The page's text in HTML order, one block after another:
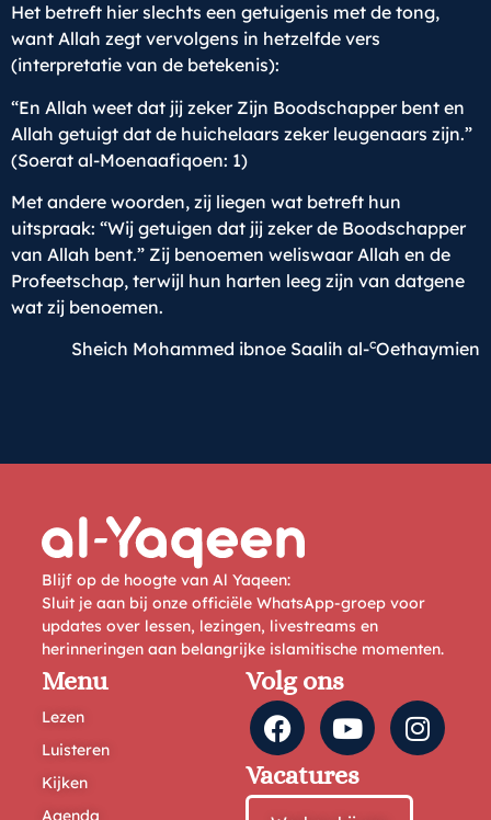
Het betreft hier slechts een getuigenis met de tong,
want Allah zegt vervolgens in hetzelfde vers
(interpretatie van de betekenis):
“En Allah weet dat jij zeker Zijn Boodschapper bent en
Allah getuigt dat de huichelaars zeker leugenaars zijn.”
(Soerat al-Moenaafiqoen: 1)
Met andere woorden, zij liegen wat betreft hun
uitspraak: “Wij getuigen dat jij zeker de Boodschapper
van Allah bent.” Zij benoemen weliswaar Allah en de
Profeetschap, terwijl hun harten leeg zijn van datgene
wat zij benoemen.
Sheich Mohammed ibnoe Saalih al-cOethaymien
Blijf op de hoogte van Al Yaqeen:
Sluit je aan bij onze officiële WhatsApp-groep voor
updates over lessen, lezingen, livestreams en
herinneringen aan belangrijke islamitische momenten.
Menu
Lezen
Luisteren
Kijken
Agenda
Volg ons
Vacatures